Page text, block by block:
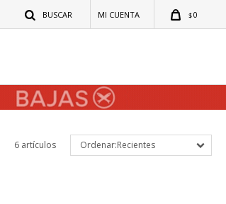
$0
6 artículos Recientes